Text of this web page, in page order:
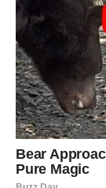
snova
Ribe su znak
osećaju više
nose
Ali su često i
Sada se to menja.